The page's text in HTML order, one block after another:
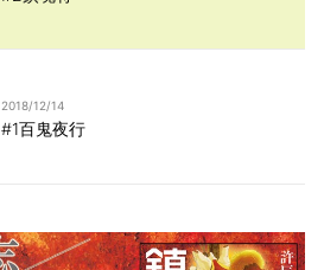
2018/12/14
#1百鬼夜行